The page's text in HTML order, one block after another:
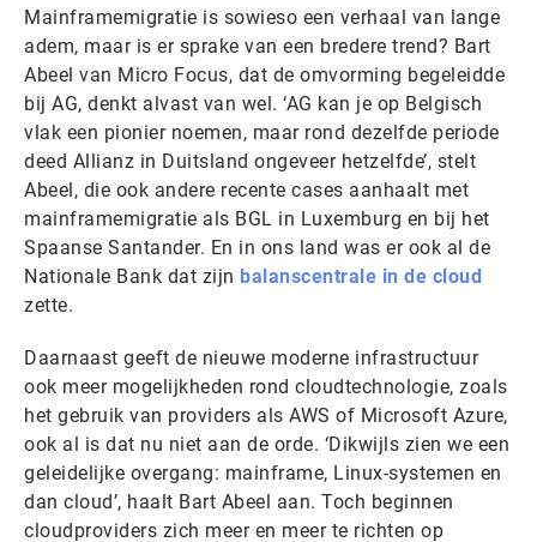
Mainframemigratie is sowieso een verhaal van lange
adem, maar is er sprake van een bredere trend? Bart
Abeel van Micro Focus, dat de omvorming begeleidde
bij AG, denkt alvast van wel. ‘AG kan je op Belgisch
vlak een pionier noemen, maar rond dezelfde periode
deed Allianz in Duitsland ongeveer hetzelfde’, stelt
Abeel, die ook andere recente cases aanhaalt met
mainframemigratie als BGL in Luxemburg en bij het
Spaanse Santander. En in ons land was er ook al de
Nationale Bank dat zijn balanscentrale in de cloud
zette.
Daarnaast geeft de nieuwe moderne infrastructuur
ook meer mogelijkheden rond cloudtechnologie, zoals
het gebruik van providers als AWS of Microsoft Azure,
ook al is dat nu niet aan de orde. ‘Dikwijls zien we een
geleidelijke overgang: mainframe, Linux-systemen en
dan cloud’, haalt Bart Abeel aan. Toch beginnen
cloudproviders zich meer en meer te richten op